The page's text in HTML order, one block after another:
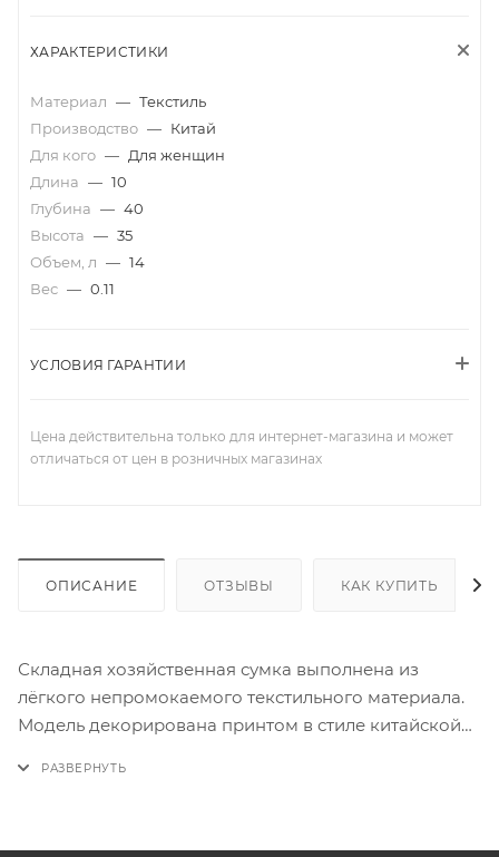
ХАРАКТЕРИСТИКИ
Материал — Текстиль
Производство — Китай
Для кого — Для женщин
Длина — 10
Глубина — 40
Высота — 35
Объем, л — 14
Вес — 0.11
УСЛОВИЯ ГАРАНТИИ
Цена действительна только для интернет-магазина и может
отличаться от цен в розничных магазинах
ОПИСАНИЕ ОТЗЫВЫ КАК КУПИТЬ
Складная хозяйственная сумка выполнена из
лёгкого непромокаемого текстильного материала.
Модель декорирована принтом в стиле китайской